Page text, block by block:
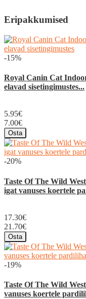
Eripakkumised
-15%
Royal Canin Cat
elavad sisetingimustes...
5.95€
7.00€
Osta
-20%
Taste Of The Wild
igat vanuses koertele
17.30€
21.70€
Osta
-19%
Taste Of The Wild
vanuses koertele